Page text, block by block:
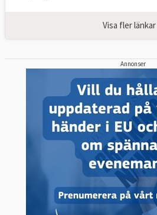
Visa fler länkar
Annonser